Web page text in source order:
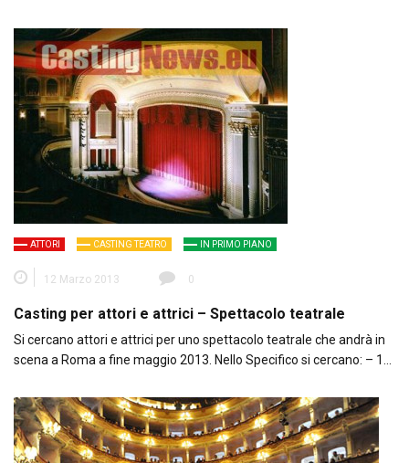
ATTORI CASTING TEATRO IN PRIMO PIANO
12 Marzo 2013 0
Casting per attori e attrici – Spettacolo teatrale
Si cercano attori e attrici per uno spettacolo teatrale che andrà in
scena a Roma a fine maggio 2013. Nello Specifico si cercano: – 1…